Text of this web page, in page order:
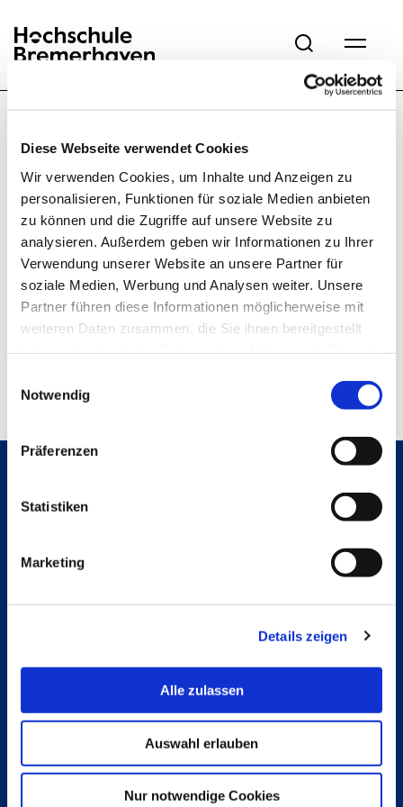
Diese Webseite verwendet Cookies
Wir verwenden Cookies, um Inhalte und Anzeigen zu
personalisieren, Funktionen für soziale Medien anbieten
zu können und die Zugriffe auf unsere Website zu
analysieren. Außerdem geben wir Informationen zu Ihrer
Verwendung unserer Website an unsere Partner für
soziale Medien, Werbung und Analysen weiter. Unsere
Partner führen diese Informationen möglicherweise mit
weiteren Daten zusammen, die Sie ihnen bereitgestellt
Notwendig
Präferenzen
Statistiken
Marketing
Details zeigen
Alle zulassen
Auswahl erlauben
Nur notwendige Cookies
Hochschule Bremerhaven
Vielen Dank für
Ihre Anmeldung
Sie erhalten eine
Anmeldebestätigung
per E-Mail an
die von Ihnen
angegebene
Adresse.
Hochschule Bremerhaven
Instagram
Studienpat:innen Instagram
YouTube